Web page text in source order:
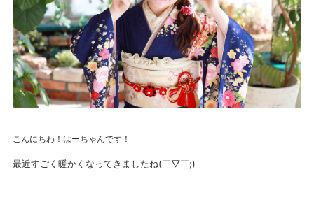
こんにちわ！はーちゃんです！
最近すごく暖かくなってきましたね(￣▽￣;)